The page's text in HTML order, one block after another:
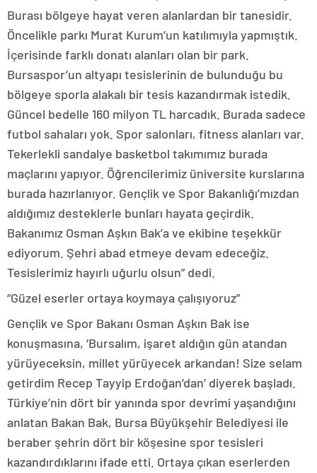
Burası bölgeye hayat veren alanlardan bir tanesidir.
Öncelikle parkı Murat Kurum’un katılımıyla yapmıştık.
İçerisinde farklı donatı alanları olan bir park.
Bursaspor’un altyapı tesislerinin de bulunduğu bu
bölgeye sporla alakalı bir tesis kazandırmak istedik.
Güncel bedelle 160 milyon TL harcadık. Burada sadece
futbol sahaları yok. Spor salonları, fitness alanları var.
Tekerlekli sandalye basketbol takımımız burada
maçlarını yapıyor. Öğrencilerimiz üniversite kurslarına
burada hazırlanıyor. Gençlik ve Spor Bakanlığı’mızdan
aldığımız desteklerle bunları hayata geçirdik.
Bakanımız Osman Aşkın Bak’a ve ekibine teşekkür
ediyorum. Şehri abad etmeye devam edeceğiz.
Tesislerimiz hayırlı uğurlu olsun” dedi.
“Güzel eserler ortaya koymaya çalışıyoruz”
Gençlik ve Spor Bakanı Osman Aşkın Bak ise
konuşmasına, ‘Bursalım, işaret aldığın gün atandan
yürüyeceksin, millet yürüyecek arkandan! Size selam
getirdim Recep Tayyip Erdoğan’dan’ diyerek başladı.
Türkiye’nin dört bir yanında spor devrimi yaşandığını
anlatan Bakan Bak, Bursa Büyükşehir Belediyesi ile
beraber şehrin dört bir köşesine spor tesisleri
kazandırdıklarını ifade etti. Ortaya çıkan eserlerden